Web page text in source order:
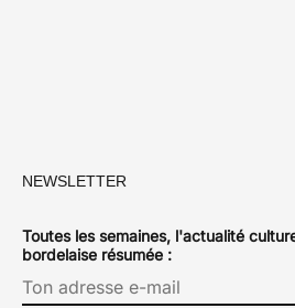
NEWSLETTER
Toutes les semaines, l'actualité
bordelaise résumée :